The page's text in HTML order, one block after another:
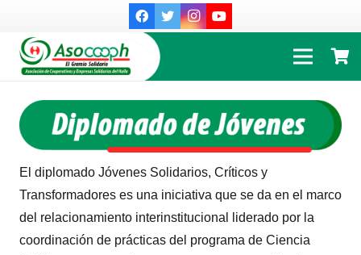
El diplomado Jóvenes Solidarios, Críticos y
Transformadores es una iniciativa que se da en el marco
del relacionamiento interinstitucional liderado por la
coordinación de prácticas del programa de Ciencia